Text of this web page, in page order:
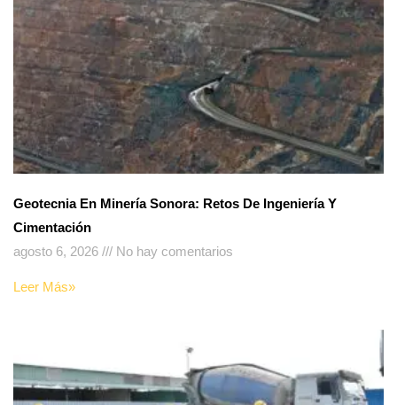
Geotecnia En Minería Sonora: Retos De Ingeniería Y
Cimentación
agosto 6, 2026
No hay comentarios
Leer Más»